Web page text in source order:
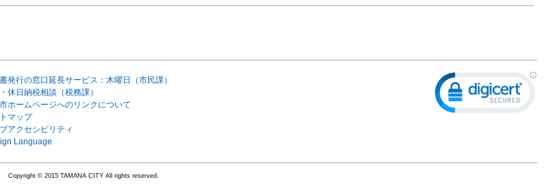
発行の窓口延長サービス：木曜日（市民課）
休日納税相談（税務課）
ホームページへのリンクについて
マップ
アクセシビリティ
Language
Copyright © 2015 TAMANA CITY All rights reserved.